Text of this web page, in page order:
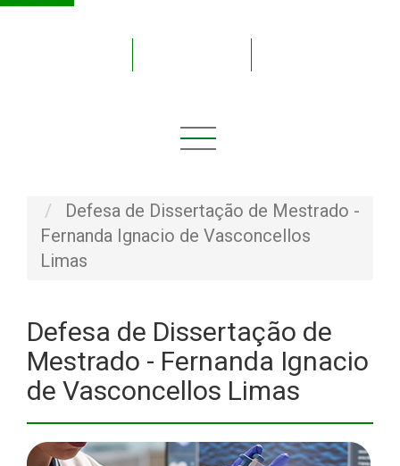
Defesa de Dissertação de Mestrado -
Fernanda Ignacio de Vasconcellos
Limas
Defesa de Dissertação de
Mestrado - Fernanda Ignacio
de Vasconcellos Limas